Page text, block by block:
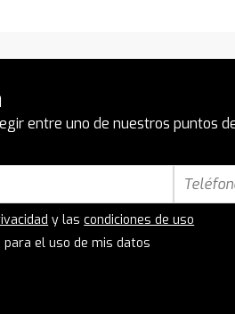
entre uno de nuestros puntos
y lascondiciones de uso
el uso de mis datos